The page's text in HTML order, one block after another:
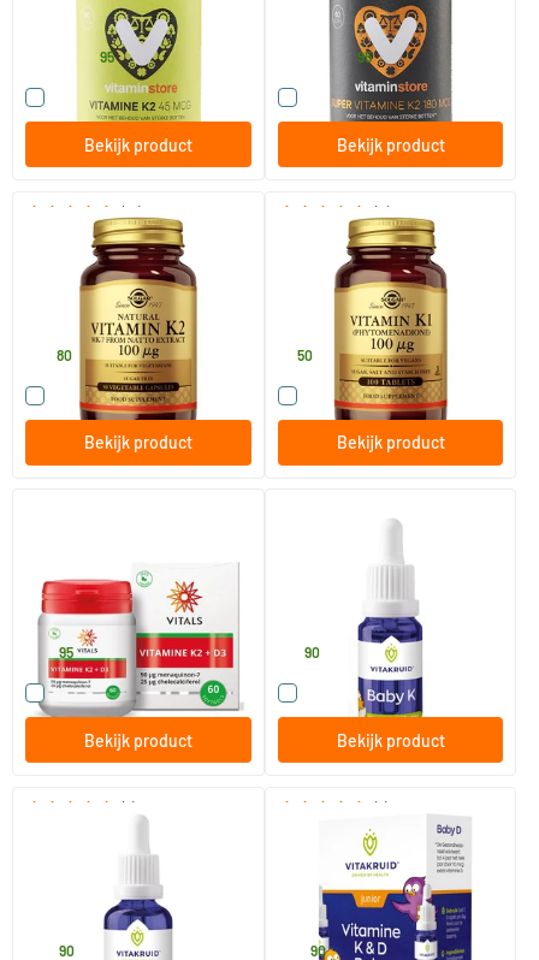
Vitaminstore
95
Vergelijk dit product
Bekijk product
Vitaminstore
95
Vergelijk dit product
Bekijk product
(11)
Vitamin K-2 100 µg
(menaquinon-7, vitamine K)
50 vegicaps
Solgar Vitamins
80
Vergelijk dit product
Bekijk product
(8)
Vitamin K-1 100 µg
(fytonadion, vitamine K)
100 tabletten
Solgar Vitamins
50
Vergelijk dit product
Bekijk product
60 softgels
Vitals
24.95
Vergelijk dit product
Bekijk product
90
Vergelijk dit product
Bekijk product
(1)
90
(1)
Vitamine K & D Baby druppels
10 ml
Vitakruid
90